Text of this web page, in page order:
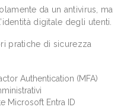
da un antivirus, ma
digitale degli utenti.
pratiche di sicurezza
Authentication (MFA)
Microsoft Entra ID